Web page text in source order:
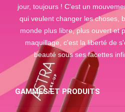
jour, toujours ! C'est un
qui veulent changer les choses,
monde plus libre, plus ouvert et
maquillage, c'est la liberté de
beauté sous ses facettes
GAMMES ET PRODUITS